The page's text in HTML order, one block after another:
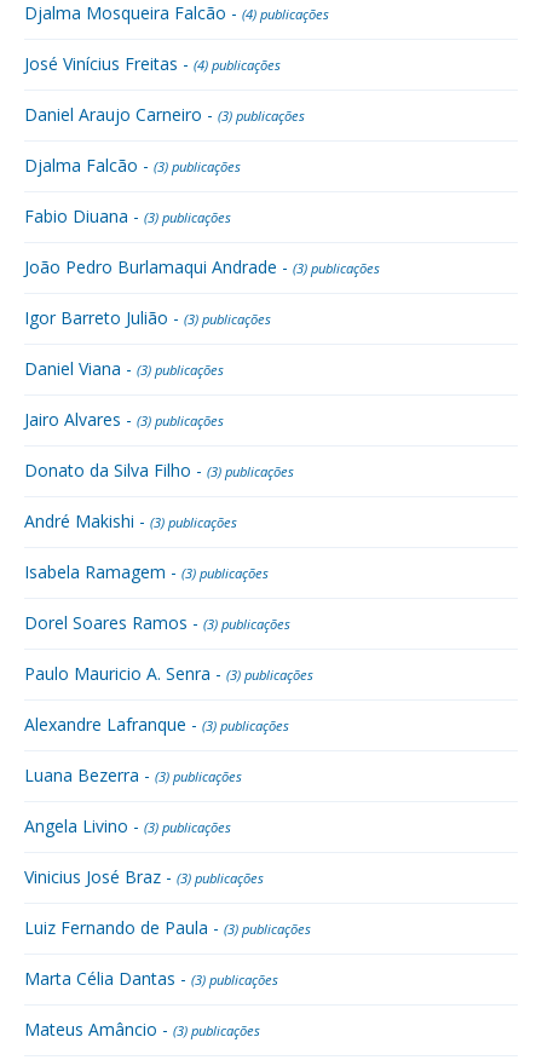
Djalma Mosqueira Falcão - (4) publicações
José Vinícius Freitas - (4) publicações
Daniel Araujo Carneiro - (3) publicações
Djalma Falcão - (3) publicações
Fabio Diuana - (3) publicações
João Pedro Burlamaqui Andrade - (3) publicações
Igor Barreto Julião - (3) publicações
Daniel Viana - (3) publicações
Jairo Alvares - (3) publicações
Donato da Silva Filho - (3) publicações
André Makishi - (3) publicações
Isabela Ramagem - (3) publicações
Dorel Soares Ramos - (3) publicações
Paulo Mauricio A. Senra - (3) publicações
Alexandre Lafranque - (3) publicações
Luana Bezerra - (3) publicações
Angela Livino - (3) publicações
Vinicius José Braz - (3) publicações
Luiz Fernando de Paula - (3) publicações
Marta Célia Dantas - (3) publicações
Mateus Amâncio - (3) publicações